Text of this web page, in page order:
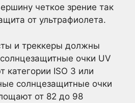
четкое зрение так
от ультрафиолета.
и треккеры должны
очки UV
категории ISO 3 или
солнцезащитные очки
от 82 до 98